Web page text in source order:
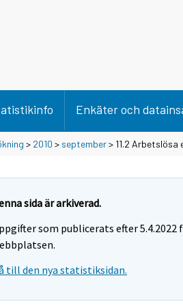
Enkäter och
> 2010 > september> 11.2
sida är arkiverad.
som publicerats efter 5.4.2022
till den nya statistiksidan.